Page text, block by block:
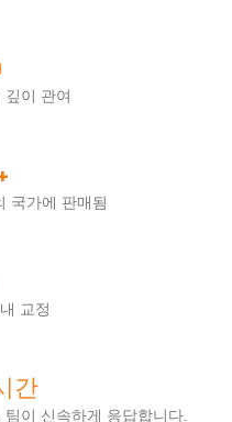
이 관여
국가에 판매됨
교정
간
이 신속하게 응답합니다.